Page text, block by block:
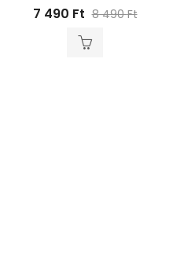
7 490 Ft 8 490Ft